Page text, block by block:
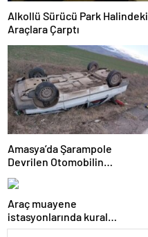
Alkollü Sürücü Park Halindeki
Araçlara Çarptı
Amasya’da Şarampole
Devrilen Otomobilin
Araç muayene
istasyonlarında kural
değişikliği Resmi Gazete’de